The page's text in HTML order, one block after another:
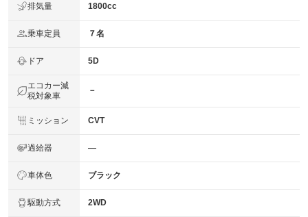
排気量 1800cc
乗車定員 ７名
ドア 5D
エコカー減
税対象車
－
ミッション CVT
過給器 ―
車体色 ブラック
駆動方式 2WD